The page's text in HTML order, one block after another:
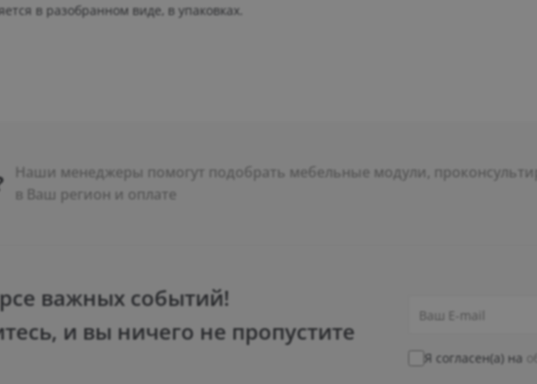
в разобранном виде, в упаковках.
Наши менеджеры помогут подобрать мебельные модули,
в Ваш регион и оплате
важных событий!
и вы ничего не пропустите
Я согласен(а) на